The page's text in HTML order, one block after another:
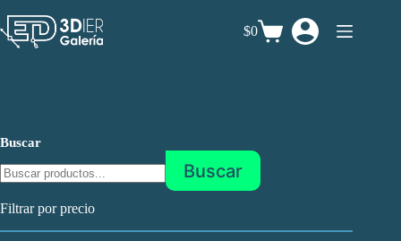
contenido
Carro
$0
Buscar
Buscar
Filtrar por precio